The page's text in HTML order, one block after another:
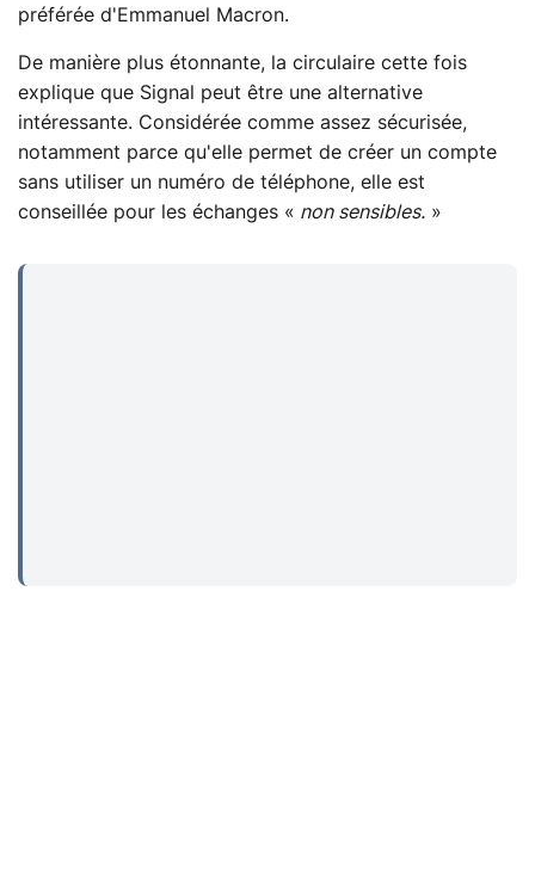
préférée d'Emmanuel Macron.
De manière plus étonnante, la circulaire cette fois
explique que Signal peut être une alternative
intéressante. Considérée comme assez sécurisée,
notamment parce qu'elle permet de créer un compte
sans utiliser un numéro de téléphone, elle est
conseillée pour les échanges « non sensibles. »